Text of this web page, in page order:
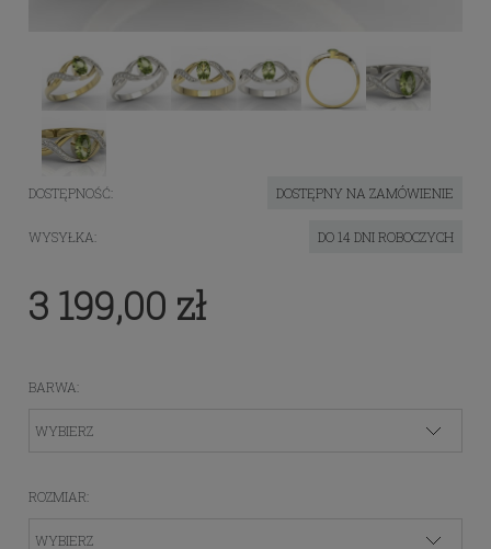
DOSTĘPNOŚĆ: DOSTĘPNY NA ZAMÓWIENIE
WYSYŁKA: DO 14 DNI ROBOCZYCH
3 199,00 zł
BARWA:
ROZMIAR: